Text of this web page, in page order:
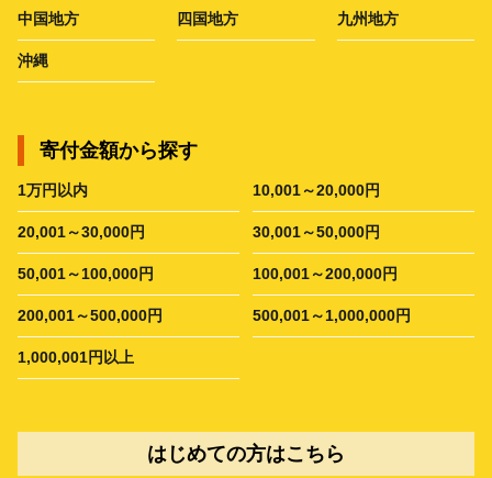
中国地方 四国地方 九州地方
沖縄
寄付金額から探す
1万円以内 10,001～20,000円
20,001～30,000円 30,001～50,000円
50,001～100,000円 100,001～200,000円
200,001～500,000円 500,001～1,000,000円
1,000,001円以上
はじめての方はこちら